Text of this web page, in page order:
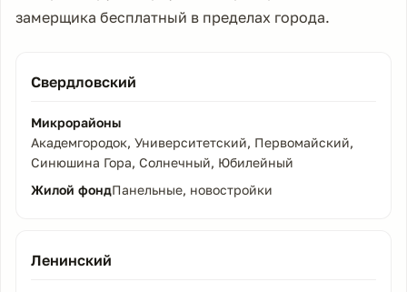
замерщика бесплатный в пределах города.
Свердловский
Академгородок, Университетский, Первомайский,
Синюшина Гора, Солнечный, Юбилейный
Панельные, новостройки
Ленинский